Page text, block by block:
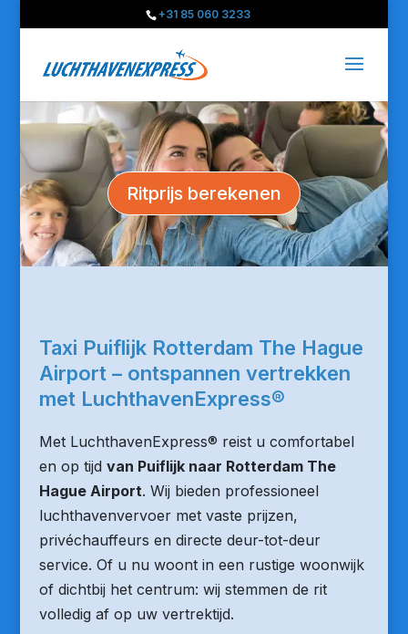
+31 85 060 3233
Ritprijs berekenen
Taxi Puiflijk Rotterdam The Hague
Airport – ontspannen vertrekken
met LuchthavenExpress®
Met LuchthavenExpress® reist u comfortabel
en op tijd van Puiflijk naar Rotterdam The
Hague Airport. Wij bieden professioneel
luchthavenvervoer met vaste prijzen,
privéchauffeurs en directe deur-tot-deur
service. Of u nu woont in een rustige woonwijk
of dichtbij het centrum: wij stemmen de rit
volledig af op uw vertrektijd.